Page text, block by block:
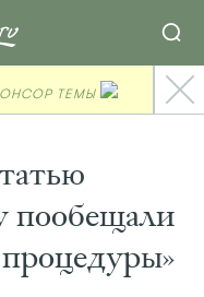
ТЕМЫ
пообещали